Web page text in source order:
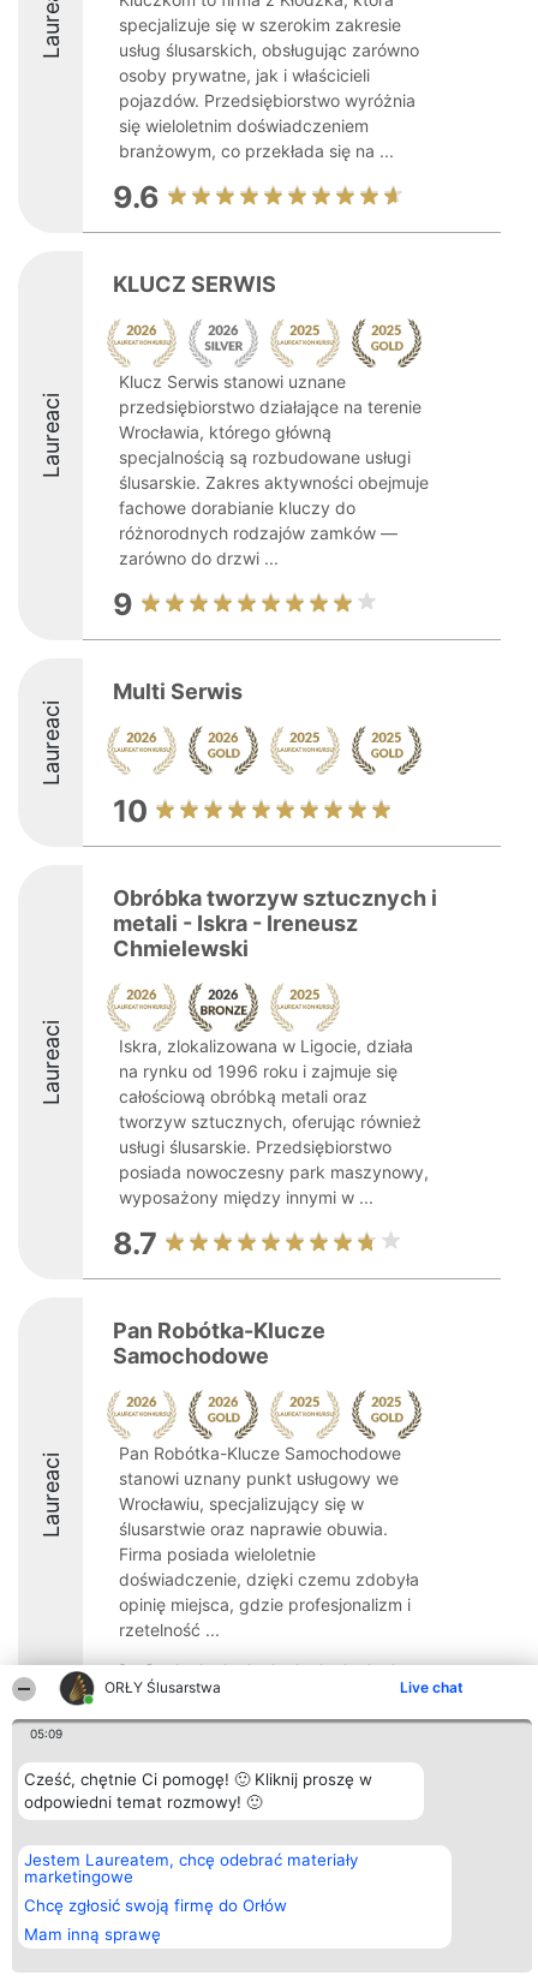
ORŁY Ślusarstwa Live chat
05:09
Cześć, chętnie Ci pomogę! 🙂 Kliknij proszę w
odpowiedni temat rozmowy! 🙂
Jestem Laureatem, chcę odebrać materiały
marketingowe
Chcę zgłosić swoją firmę do Orłów
Mam inną sprawę
specjalizuje się w szerokim zakresie
usług ślusarskich, obsługując zarówno
osoby prywatne, jak i właścicieli
pojazdów. Przedsiębiorstwo wyróżnia
się wieloletnim doświadczeniem
branżowym, co przekłada się na ...
9.6
Laureaci
KLUCZ SERWIS
Klucz Serwis stanowi uznane
przedsiębiorstwo działające na terenie
Wrocławia, którego główną
specjalnością są rozbudowane usługi
ślusarskie. Zakres aktywności obejmuje
fachowe dorabianie kluczy do
różnorodnych rodzajów zamków —
zarówno do drzwi ...
9
Laureaci
Multi Serwis
10
Laureaci
Obróbka tworzyw sztucznych i
metali - Iskra - Ireneusz
Chmielewski
Iskra, zlokalizowana w Ligocie, działa
na rynku od 1996 roku i zajmuje się
całościową obróbką metali oraz
tworzyw sztucznych, oferując również
usługi ślusarskie. Przedsiębiorstwo
posiada nowoczesny park maszynowy,
wyposażony między innymi w ...
8.7
Laureaci
Pan Robótka-Klucze
Samochodowe
Pan Robótka-Klucze Samochodowe
stanowi uznany punkt usługowy we
Wrocławiu, specjalizujący się w
ślusarstwie oraz naprawie obuwia.
Firma posiada wieloletnie
doświadczenie, dzięki czemu zdobyła
opinię miejsca, gdzie profesjonalizm i
rzetelność ...
9.6
Organizator plebiscytu
Bright Side Solutions sp. z o.
o. sp. k.
ul. Ruska 22
KRS 0000749100 | Regon
381313360 | NIP 8943132676
+48 508 492 400
Plebiscyt
Laureaci
Lista
wszystkich
Zasady
Regulamin
Prywatności
Kontakt
Kontakt